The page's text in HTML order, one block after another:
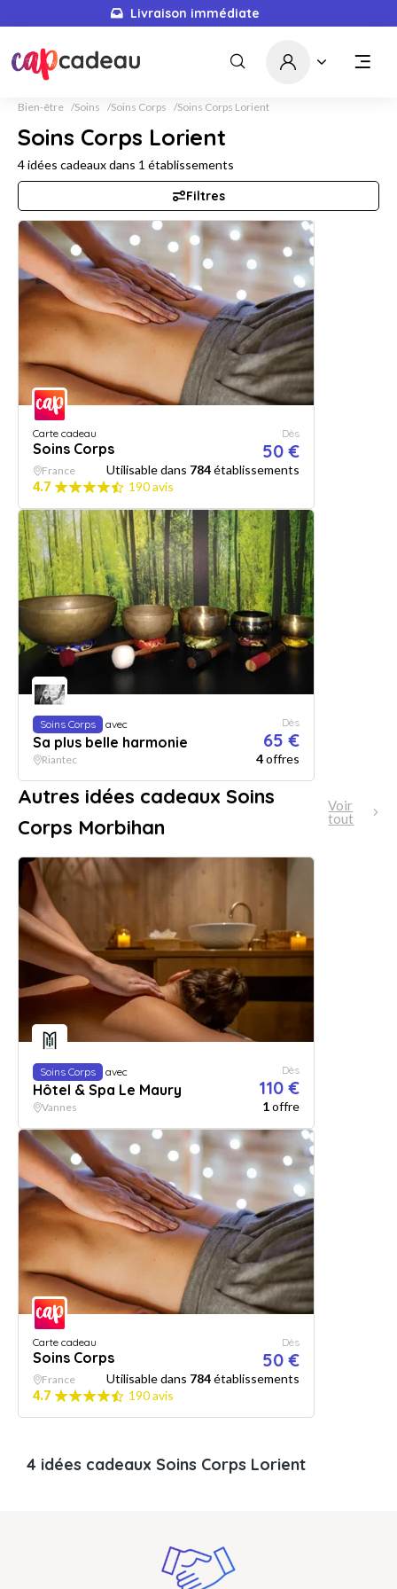
Livraison immédiate
Bien-être Soins Soins Corps Soins Corps Lorient
Soins Corps Lorient
4idées cadeaux dans 1 établissements
Filtres
Carte cadeau
Soins Corps
Dès
50 €
France Utilisable dans 784établissements
4.7
190 avis
Soins Corps avec
Sa plus belle harmonie
Dès
65 €
Riantec 4offres
Autres idées cadeaux Soins
Corps Morbihan
Voir
tout
Soins Corps avec
Hôtel & Spa Le Maury
Dès
110 €
Vannes 1offre
Carte cadeau
Soins Corps
Dès
50 €
France Utilisable dans 784établissements
4.7
190 avis
4 idées cadeaux Soins Corps Lorient